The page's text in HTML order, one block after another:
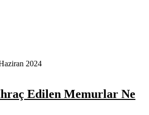
2024
Edilen Memurlar Ne